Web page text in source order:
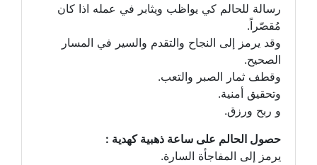
رسالة للحالم كي يواظب ويثابر في عمله اذا كان
مُقصّراً.
وقد يرمز إلى النجاح والتقدم والسير في المسار
الصحيح.
وقطف ثمار الصبر والتعب.
وتحقيق أمنية.
و ربح ورزق.
حصول الحالم على ساعة ذهبية كهدية :
يرمز إلى المفاجأة السارة.